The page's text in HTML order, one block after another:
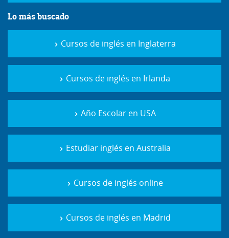
Lo más buscado
Cursos de inglés en Inglaterra
Cursos de inglés en Irlanda
Año Escolar en USA
Estudiar inglés en Australia
Cursos de inglés online
Cursos de inglés en Madrid